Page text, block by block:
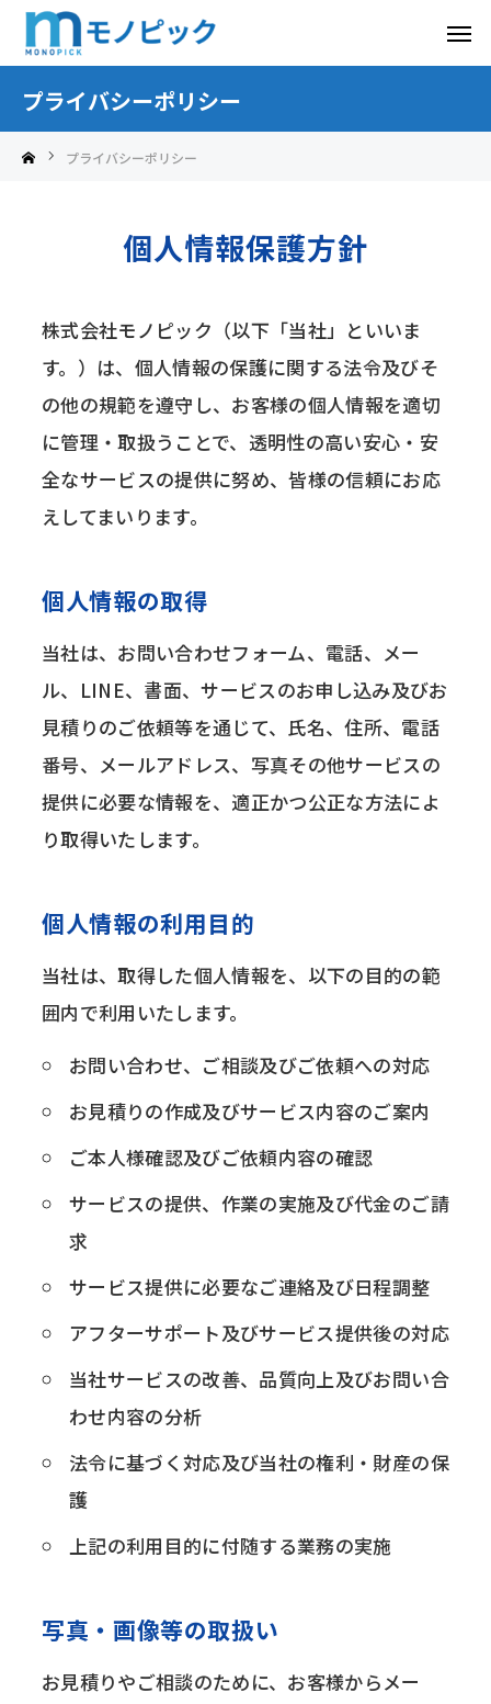
プライバシーポリシー
プライバシーポリシー
個人情報保護方針
株式会社モノピック（以下「当社」といいま
す。）は、個人情報の保護に関する法令及びそ
の他の規範を遵守し、お客様の個人情報を適切
に管理・取扱うことで、透明性の高い安心・安
全なサービスの提供に努め、皆様の信頼にお応
えしてまいります。
個人情報の取得
当社は、お問い合わせフォーム、電話、メー
ル、LINE、書面、サービスのお申し込み及びお
見積りのご依頼等を通じて、氏名、住所、電話
番号、メールアドレス、写真その他サービスの
提供に必要な情報を、適正かつ公正な方法によ
り取得いたします。
個人情報の利用目的
当社は、取得した個人情報を、以下の目的の範
囲内で利用いたします。
お問い合わせ、ご相談及びご依頼への対応
お見積りの作成及びサービス内容のご案内
ご本人様確認及びご依頼内容の確認
サービスの提供、作業の実施及び代金のご請
求
サービス提供に必要なご連絡及び日程調整
アフターサポート及びサービス提供後の対応
当社サービスの改善、品質向上及びお問い合
わせ内容の分析
法令に基づく対応及び当社の権利・財産の保
護
上記の利用目的に付随する業務の実施
写真・画像等の取扱い
お見積りやご相談のために、お客様からメー